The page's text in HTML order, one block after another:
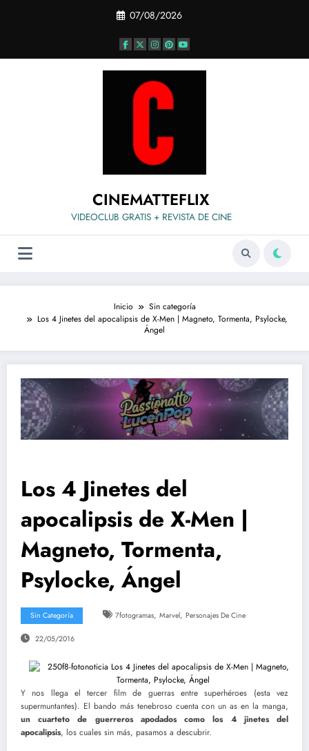
07/08/2026
CINEMATTEFLIX
VIDEOCLUB GRATIS + REVISTA DE CINE
Inicio
Sin categoría
Los 4 Jinetes del apocalipsis de X-Men | Magneto, Tormenta, Psylocke,
Ángel
Los 4 Jinetes del
apocalipsis de X-Men |
Magneto, Tormenta,
Psylocke, Ángel
Sin Categoría 7fotogramas, Marvel, Personajes De Cine
22/05/2016
Y nos llega el tercer film de guerras entre superhéroes (esta vez
supermuntantes). El bando más tenebroso cuenta con un as en la manga,
un cuarteto de guerreros apodados como los 4 jinetes del
apocalipsis, los cuales sin más, pasamos a descubrir.